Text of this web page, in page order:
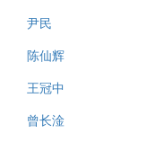
尹民
陈仙辉
王冠中
曾长淦